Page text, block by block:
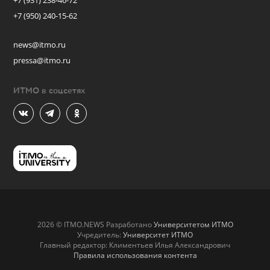
+7 (950) 240-15-62
news@itmo.ru
pressa@itmo.ru
ИТМО в соцсетях
2026 © ITMO.NEWS РазработаноУниверситетом ИТМО
Учредитель: Университет ИТМО
Главный редактор: Климентьев Илья Александрович
Правила использования контента